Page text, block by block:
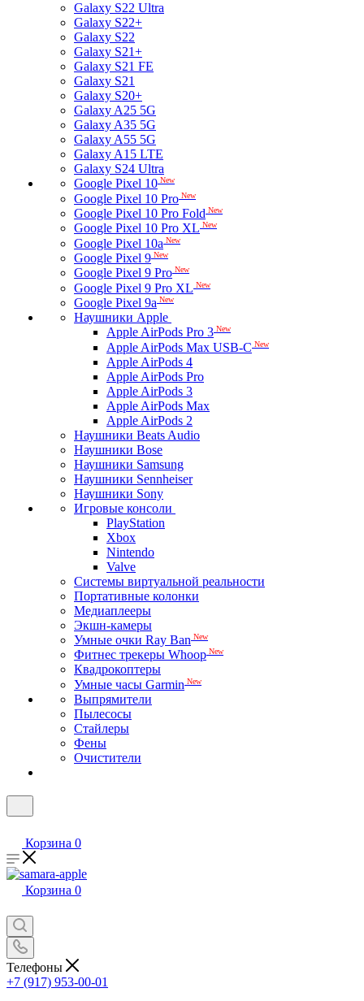
Galaxy S22 Ultra
Galaxy S22+
Galaxy S22
Galaxy S21+
Galaxy S21 FE
Galaxy S21
Galaxy S20+
Galaxy A25 5G
Galaxy A35 5G
Galaxy A55 5G
Galaxy A15 LTE
Galaxy S24 Ultra
Google Pixel 10 New
Google Pixel 10 Pro New
Google Pixel 10 Pro Fold New
Google Pixel 10 Pro XL New
Google Pixel 10a New
Google Pixel 9 New
Google Pixel 9 Pro New
Google Pixel 9 Pro XL New
Google Pixel 9a New
Наушники Apple
Apple AirPods Pro 3 New
Apple AirPods Max USB-C New
Apple AirPods 4
Apple AirPods Pro
Apple AirPods 3
Apple AirPods Max
Apple AirPods 2
Наушники Beats Audio
Наушники Bose
Наушники Samsung
Наушники Sennheiser
Наушники Sony
Игровые консоли
PlayStation
Xbox
Nintendo
Valve
Системы виртуальной реальности
Портативные колонки
Медиаплееры
Экшн-камеры
Умные очки Ray Ban New
Фитнес трекеры Whoop New
Квадрокоптеры
Умные часы Garmin New
Выпрямители
Пылесосы
Стайлеры
Фены
Очистители
Корзина 0
Корзина 0
Телефоны
+7 (917) 953-00-01